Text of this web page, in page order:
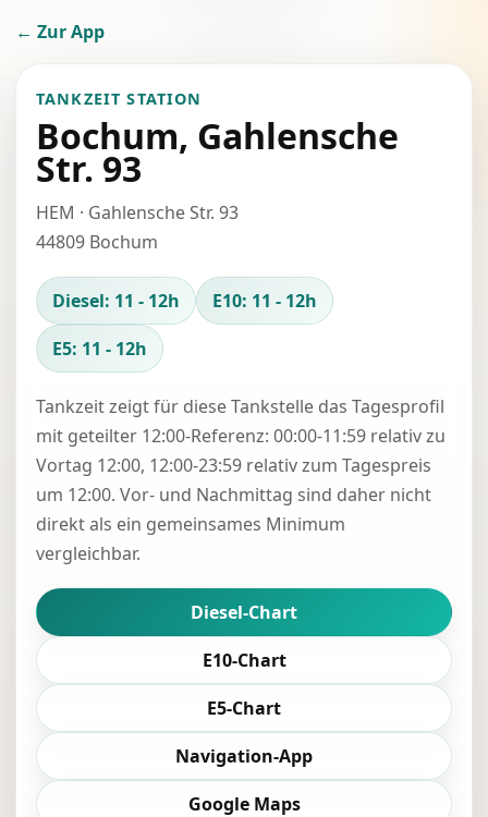
← Zur App
TANKZEIT STATION
Bochum, Gahlensche
Str. 93
HEM · Gahlensche Str. 93
44809 Bochum
Diesel: 11 - 12h
E10: 11 - 12h
E5: 11 - 12h
Tankzeit zeigt für diese Tankstelle das Tagesprofil
mit geteilter 12:00-Referenz: 00:00-11:59 relativ zu
Vortag 12:00, 12:00-23:59 relativ zum Tagespreis
um 12:00. Vor- und Nachmittag sind daher nicht
direkt als ein gemeinsames Minimum
vergleichbar.
Diesel-Chart
E10-Chart
E5-Chart
Navigation-App
Google Maps